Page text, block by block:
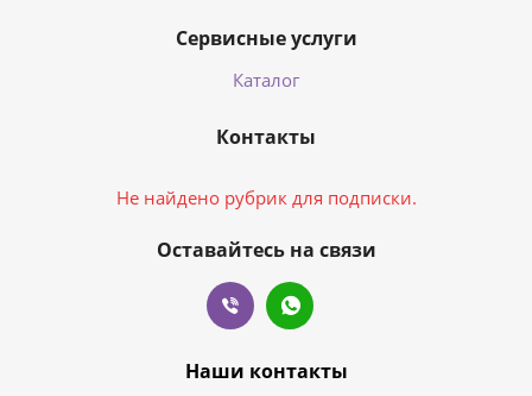
Сервисные услуги
Каталог
Контакты
Не найдено рубрик для подписки.
Оставайтесь на связи
Наши контакты